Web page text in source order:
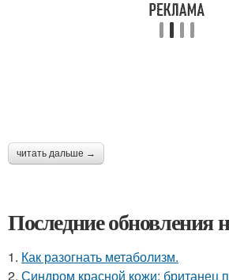
читать дальше →
Последние обновления
1. Как разогнать метаболизм.
2. Синдром красной кожи: британец